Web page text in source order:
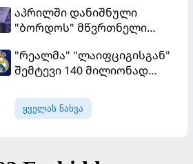
მოიგო, "ტორპედომ" გვიან
გაიღვიძა...
აპრილში დანიშნული
"ბორდოს" მწვრთნელი
"რეალმა" "ლაიფციგისგან"
შემტევი 140 მილიონად
ყველას ნახვა